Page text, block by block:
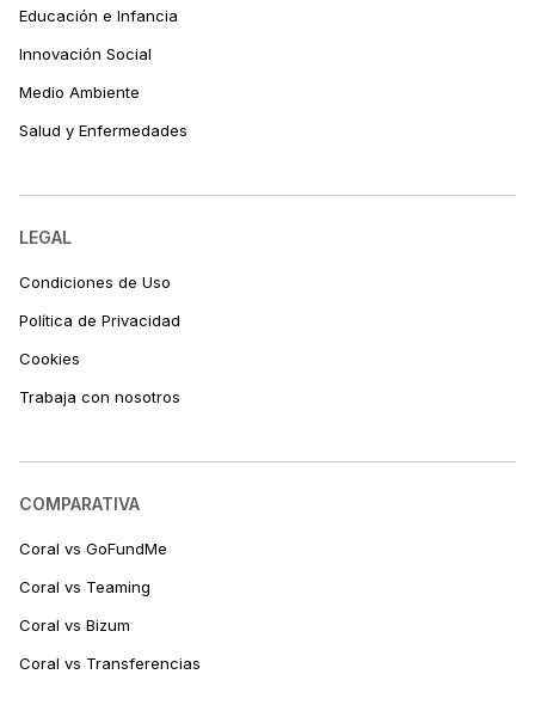
Educación e Infancia
Innovación Social
Medio Ambiente
Salud y Enfermedades
LEGAL
Condiciones de Uso
Política de Privacidad
Cookies
Trabaja con nosotros
COMPARATIVA
Coral vs GoFundMe
Coral vs Teaming
Coral vs Bizum
Coral vs Transferencias